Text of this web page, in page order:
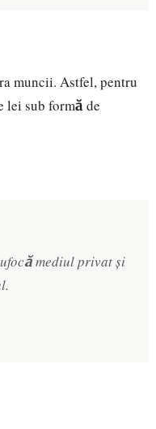
muncii. Astfel, pentru
lei sub formă de
mediul privat și